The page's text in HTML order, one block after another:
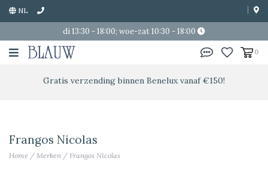
NL
di 13:30 - 18:00; woe-zat 10:30 - 18:00
0
Gratis verzending binnen Benelux vanaf €150!
Frangos Nicolas
Home / Merken / Frangos Nicolas